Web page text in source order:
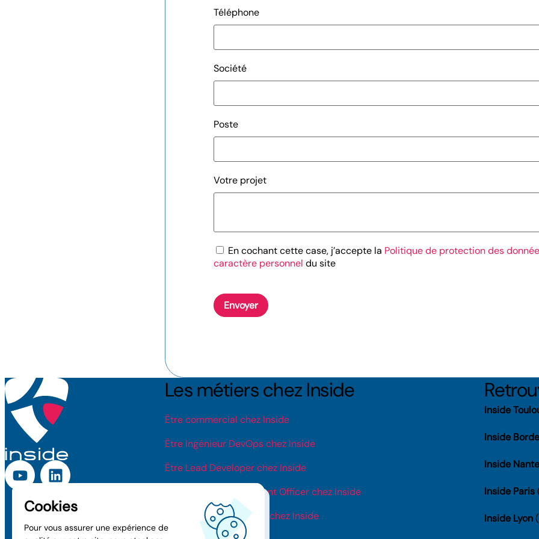
Téléphone
Société
Poste
Votre projet
En cochant cette case, j’accepte la Politique de protection des
caractère personnel du site
Envoyer
Les métiers chez Inside
Être commercial chez Inside
Être Ingénieur DevOps chez Inside
Être Lead Developer chez Inside
Être Project Management Officer chez Inside
Être Ingénieur Système chez Inside
Inside
Inside
Inside
Inside Paris
Inside Lyon